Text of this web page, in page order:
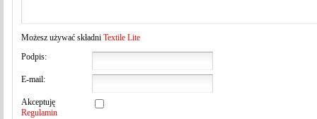
Możesz używać składni Textile Lite
Podpis:
E-mail:
Akceptuję
Regulamin